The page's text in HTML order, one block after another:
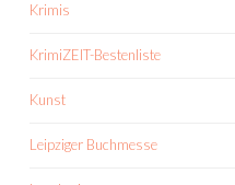
Krimis
KrimiZEIT-Bestenliste
Kunst
Leipziger Buchmesse